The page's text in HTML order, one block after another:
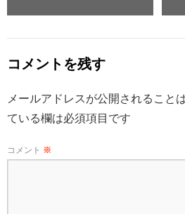
コメントを残す
メールアドレスが公開されること
ている欄は必須項目です
コメント ※